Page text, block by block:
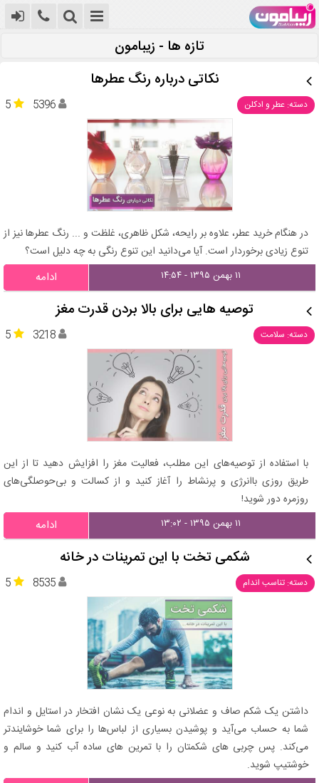
تازه ها - زیبامون
نکاتی درباره‌ رنگ عطرها
دسته: عطر و ادکلن 5 5396
در هنگام خرید عطر، علاوه بر رایحه، شکل ظاهری، غلظت و ... رنگ عطرها نیز از
تنوع زیادی برخوردار است. آیا می‌دانید این تنوع رنگی به چه دلیل است؟
۱۱ بهمن ۱۳۹۵ - ۱۴:۵۴ ادامه
توصیه‌ هایی برای بالا بردن قدرت مغز
دسته: سلامت 5 3218
با استفاده از توصیه‌های این مطلب، فعالیت مغز را افزایش دهید تا از این
طریق روزی باانرژی و پرنشاط را آغاز کنید و از کسالت و بی‌حوصلگی‌های
روزمره دور شوید!
۱۱ بهمن ۱۳۹۵ - ۱۳:۰۲ ادامه
شکمی تخت با این تمرینات در خانه
دسته: تناسب اندام 5 8535
داشتن یک شکم صاف و عضلانی به نوعی یک نشان افتخار در استایل و اندام
شما به حساب می‌آید و پوشیدن بسیاری از لباس‌ها را برای شما خوشایندتر
می‌کند. پس چربی های شکمتان را با تمرین های ساده آب کنید و سالم و
خوشتیپ شوید.